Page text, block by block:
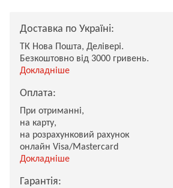
Доставка по Україні:
ТК Нова Пошта, Делівері.
Безкоштовно від 3000 гривень.
Докладніше
Оплата:
При отриманні,
на карту,
на розрахунковий рахунок
онлайн Visa/Mastercard
Докладніше
Гарантія: